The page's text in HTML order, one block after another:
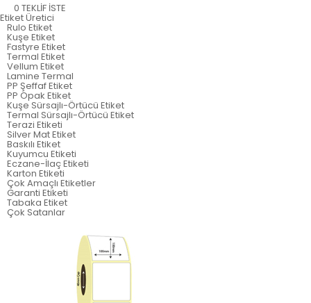
0 TEKLİF İSTE
EtiketÜretici
Rulo Etiket
Kuşe Etiket
Fastyre Etiket
Termal Etiket
Vellum Etiket
Lamine Termal
PP Şeffaf Etiket
PP Opak Etiket
Kuşe Sürsajlı-Örtücü Etiket
Termal Sürsajlı-Örtücü Etiket
Terazi Etiketi
Silver Mat Etiket
Baskılı Etiket
Kuyumcu Etiketi
Eczane-İlaç Etiketi
Karton Etiketi
Çok Amaçlı Etiketler
Garanti Etiketi
Tabaka Etiket
Çok Satanlar